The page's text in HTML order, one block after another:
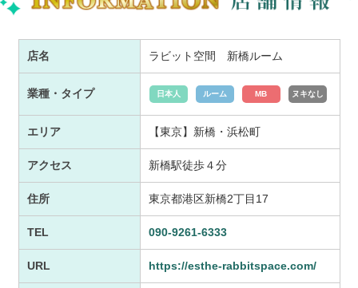
店名 ラビット空間 新橋ルーム
業種・タイプ 日本人 ルーム MB ヌキなし
エリア 【東京】新橋・浜松町
アクセス 新橋駅徒歩４分
住所 東京都港区新橋2丁目17
TEL 090-9261-6333
URL https://esthe-rabbitspace.com/